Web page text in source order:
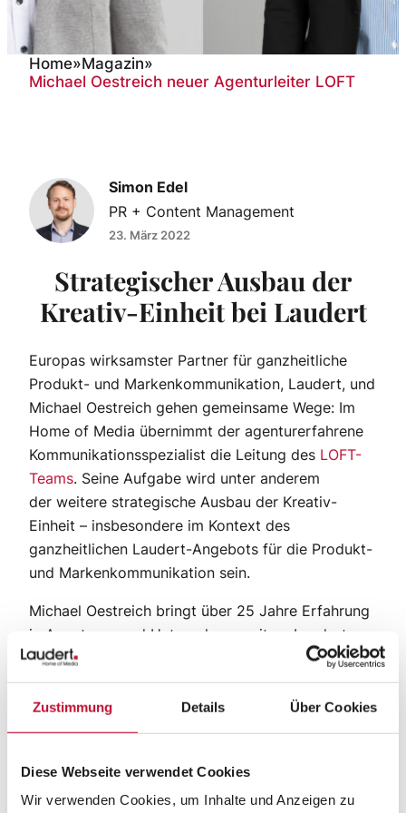
Zustimmung Details Über Cookies
Diese Webseite verwendet Cookies
Wir verwenden Cookies, um Inhalte und Anzeigen zu
Michael Oestreich neuer
Home»Magazin»
Michael Oestreich neuer Agenturleiter LOFT
Simon Edel
PR + Content Management
23. März 2022
Strategischer Ausbau der
Kreativ-Einheit bei Laudert
Europas wirksamster Partner für ganzheitliche
Produkt- und Markenkommunikation, Laudert, und
Michael Oestreich gehen gemeinsame Wege: Im
Home of Media übernimmt der agenturerfahrene
Kommunikationsspezialist die Leitung des LOFT-
Teams. Seine Aufgabe wird unter anderem
der weitere strategische Ausbau der Kreativ-
Einheit – insbesondere im Kontext des
ganzheitlichen Laudert-Angebots für die Produkt-
und Markenkommunikation sein.
Michael Oestreich bringt über 25 Jahre Erfahrung
in Agenturen und Unternehmen mit zu Laudert –
darunter etwa im zweitgrößten Agentur-Network
Grey. In den letzten 13 Jahren zeichnete er für den
Ausbau einer kleinen internen Werbeabteilung in
eine erfolgreiche Werbeagentur (acht nationale
Bei Laudert steht für Michael Oestreich die